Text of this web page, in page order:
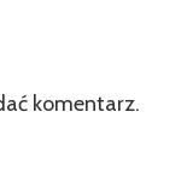
komentarz.